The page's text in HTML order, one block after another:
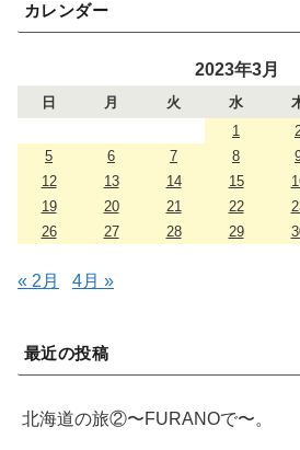
カレンダー
2023年3月
日 月 火 水
1
5
6 7 8
12
13 14 15
19
20 21 22
26
27 28 29
« 2月 4月 »
最近の投稿
北海道の旅②〜FURANOで〜。